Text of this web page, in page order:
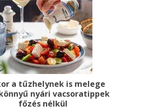
a tűzhelynek is melege
nyári vacsoratippek
főzés nélkül